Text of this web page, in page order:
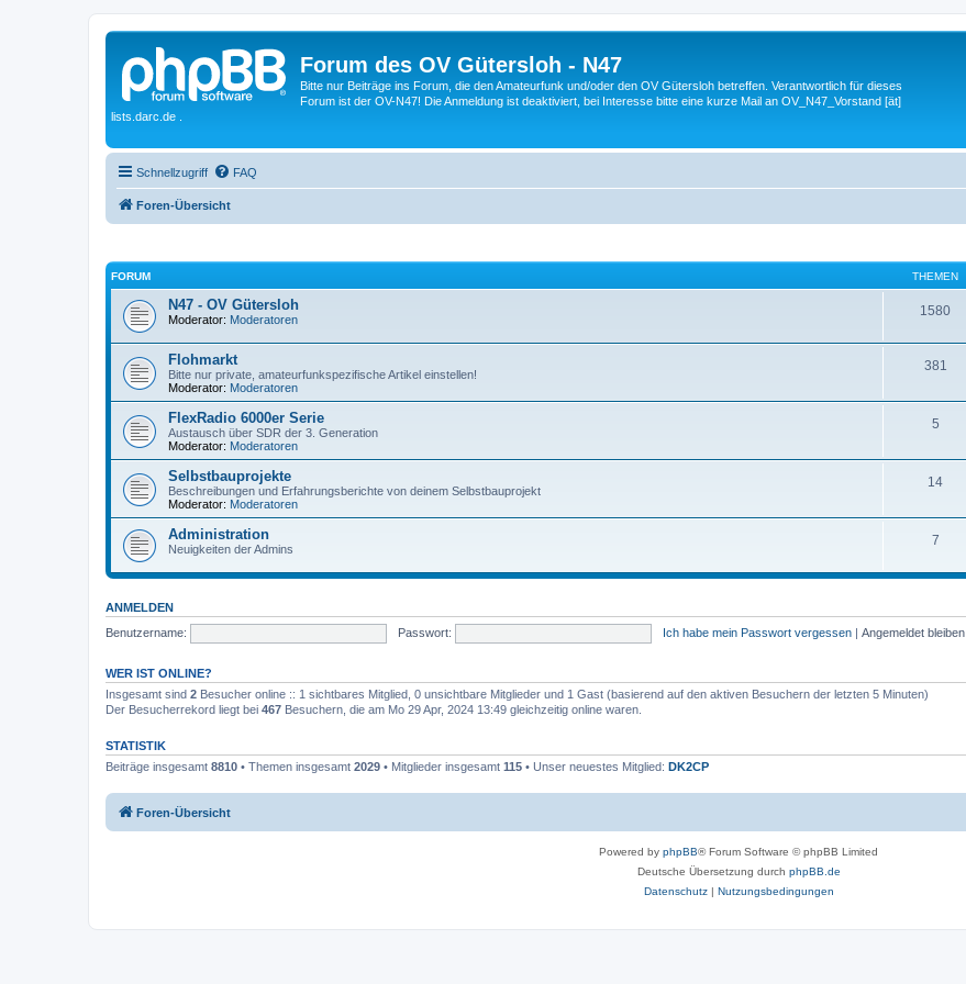
Forum des OV Gütersloh - N47
Bitte nur Beiträge ins Forum, die den Amateurfunk und/oder den OV Gütersloh betreffen. Verantwortlich für dieses
Forum ist der OV-N47! Die Anmeldung ist deaktiviert, bei Interesse bitte eine kurze Mail an OV_N47_Vorstand [ät]
lists.darc.de .
Schnellzugriff FAQ
Foren-Übersicht
FORUM THEMEN
N47 - OV Gütersloh
Moderator: Moderatoren
1580
Flohmarkt
Bitte nur private, amateurfunkspezifische Artikel einstellen!
Moderator: Moderatoren
381
FlexRadio 6000er Serie
Austausch über SDR der 3. Generation
Moderator: Moderatoren
5
Selbstbauprojekte
Beschreibungen und Erfahrungsberichte von deinem Selbstbauprojekt
Moderator: Moderatoren
14
Administration
Neuigkeiten der Admins
7
ANMELDEN
Benutzername:
Passwort: Ich habe mein Passwort vergessen | Angemeldet bleiben
WER IST ONLINE?
Insgesamt sind 2 Besucher online :: 1 sichtbares Mitglied, 0 unsichtbare Mitglieder und 1 Gast (basierend auf den aktiven Besuchern der letzten 5 Minuten)
Der Besucherrekord liegt bei 467 Besuchern, die am Mo 29 Apr, 2024 13:49 gleichzeitig online waren.
STATISTIK
Beiträge insgesamt 8810 • Themen insgesamt 2029 • Mitglieder insgesamt 115 • Unser neuestes Mitglied: DK2CP
Foren-Übersicht
Powered by phpBB® Forum Software © phpBB Limited
Deutsche Übersetzung durch phpBB.de
Datenschutz| Nutzungsbedingungen